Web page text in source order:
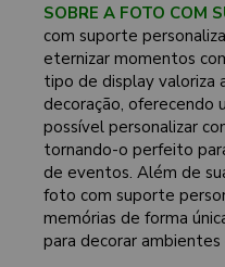
SOBRE A FOTO COM
com suporte
eternizar momentos
tipo de display valoriza
decoração, oferecendo
possível personalizar
tornando-o perfeito
de eventos. Além de
foto com suporte
memórias de forma
para decorar